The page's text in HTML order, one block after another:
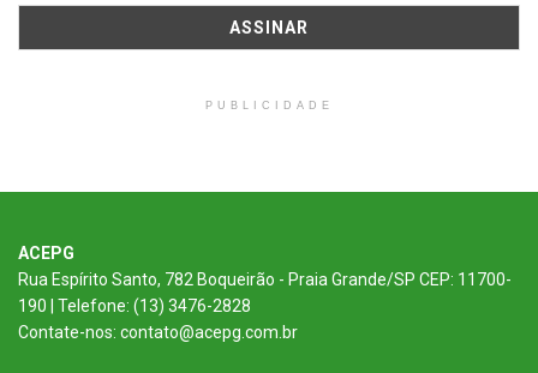
PUBLICIDADE
ACEPG
Rua Espírito Santo, 782 Boqueirão - Praia Grande/SP CEP: 11700-
190 | Telefone: (13) 3476-2828
Contate-nos: contato@acepg.com.br